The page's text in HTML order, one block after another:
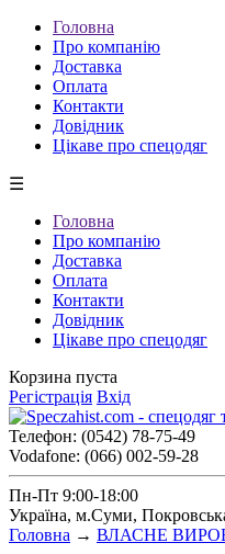
Головна
Про компанію
Доставка
Оплата
Контакти
Довідник
Цікаве про спецодяг
☰
Головна
Про компанію
Доставка
Оплата
Контакти
Довідник
Цікаве про спецодяг
Корзина пуста
Регістрація Вхід
Телефон: (0542) 78-75-49
Vodafone: (066) 002-59-28
Пн-Пт 9:00-18:00
Україна, м.Суми,
Головна → ВЛАСНЕ